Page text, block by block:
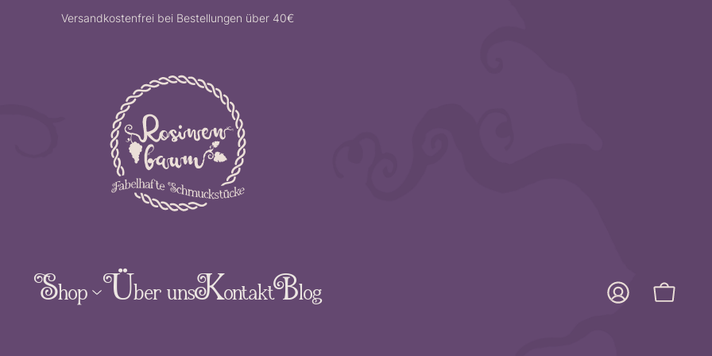
Versandkostenfrei bei Bestellungen über 40€
Shop Über unsKontaktBlog